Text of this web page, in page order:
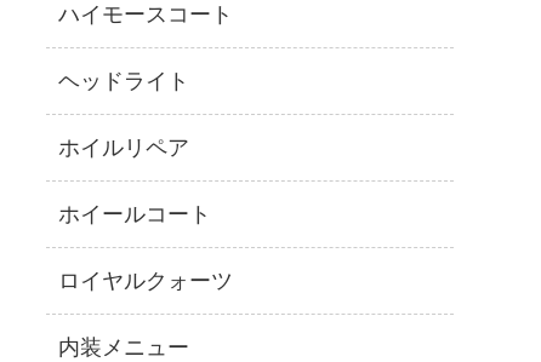
ハイモースコート
ヘッドライト
ホイルリペア
ホイールコート
ロイヤルクォーツ
内装メニュー